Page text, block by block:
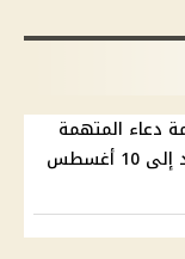
دعاء المتهمة
بقتل فاطمة عروس بورسعيد إلى 10 أغسطس